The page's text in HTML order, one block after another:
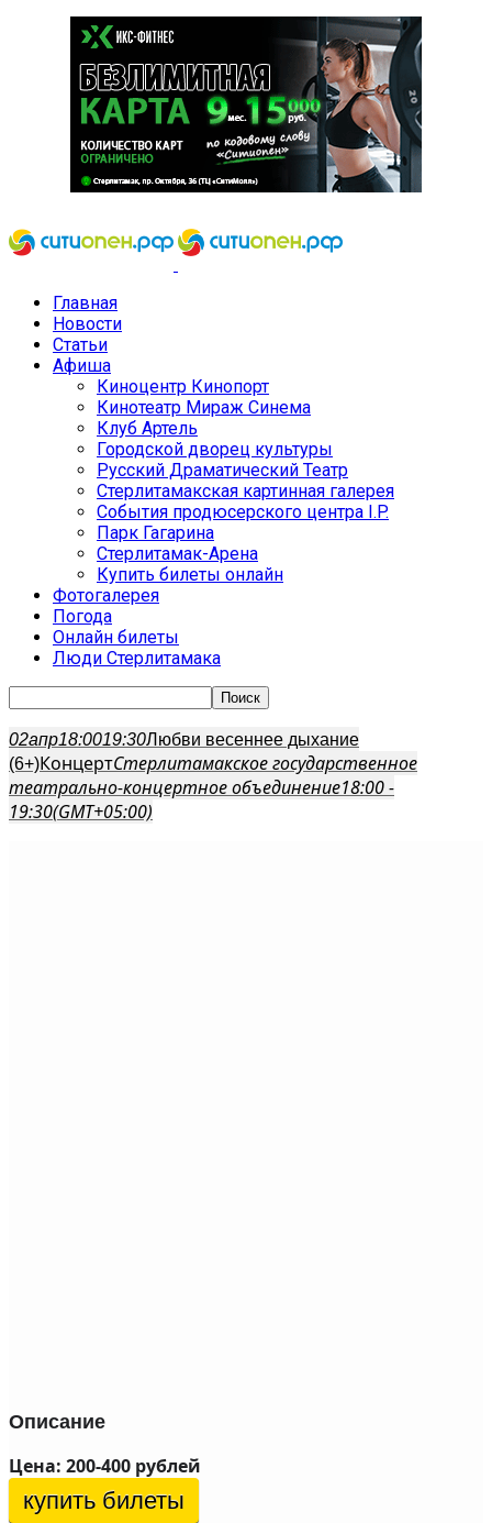
Главная
Новости
Статьи
Афиша
Киноцентр Кинопорт
Кинотеатр Мираж Синема
Клуб Артель
Городской дворец культуры
Русский Драматический Театр
Стерлитамакская картинная галерея
События продюсерского центра I.P.
Парк Гагарина
Стерлитамак-Арена
Купить билеты онлайн
Фотогалерея
Погода
Онлайн билеты
Люди Стерлитамака
02апр18:0019:30Любви весеннее дыхание
(6+)КонцертСтерлитамакское государственное
театрально-концертное объединение18:00 -
19:30(GMT+05:00)
Описание
Цена: 200-400 рублей
купить билеты